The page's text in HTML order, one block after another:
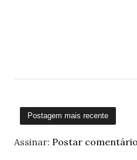
Postagem mais recente
Assinar: Postar